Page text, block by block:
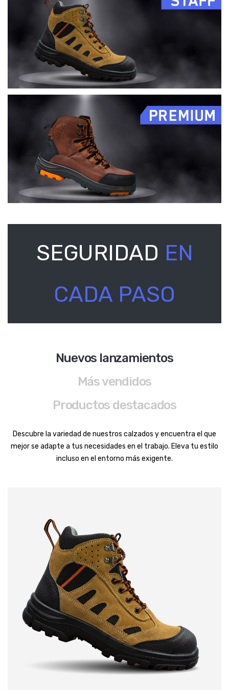
SEGURIDAD EN
CADA PASO
Nuevos lanzamientos
Más vendidos
Productos destacados
Descubre la variedad de nuestros calzados y encuentra el que
mejor se adapte a tus necesidades en el trabajo. Eleva tu estilo
incluso en el entorno más exigente.